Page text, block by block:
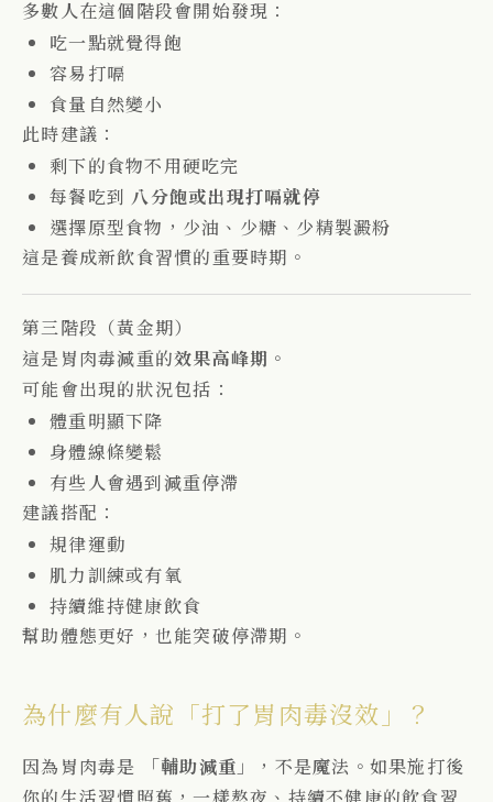
多數人在這個階段會開始發現：
吃一點就覺得飽
容易打嗝
食量自然變小
此時建議：
剩下的食物不用硬吃完
每餐吃到 八分飽或出現打嗝就停
選擇原型食物，少油、少糖、少精製澱粉
這是養成新飲食習慣的重要時期。
第三階段（黃金期）
這是胃肉毒減重的效果高峰期 。
可能會出現的狀況包括：
體重明顯下降
身體線條變鬆
有些人會遇到減重停滯
建議搭配：
規律運動
肌力訓練或有氧
持續維持健康飲食
幫助體態更好，也能突破停滯期。
為什麼有人說「打了胃肉毒沒效」？
因為胃肉毒是 「輔助減重」 ，不是魔法。 如果施打後